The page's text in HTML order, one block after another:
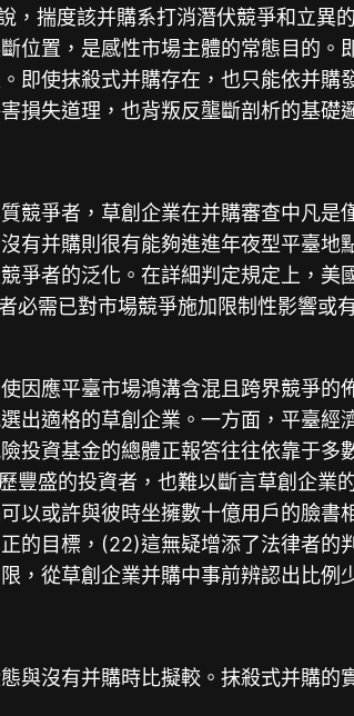
，揣度該并購系打消潛伏競爭和立
位置，是感性市場主體的常態目的
即使抹殺式并購存在，也只能依并
損失道理，也背叛反壟斷剖析的基礎
競爭者，草創企業在并購審查中凡
有并購則很有能夠進進年夜型平臺
爭者的泛化。在詳細判定規定上，
必需已對市場競爭施加限制性影響
因應平臺市場鴻溝含混且跨界競爭
出適格的草創企業。一方面，平臺
投資基金的總體正報答往往依靠于
豐盛的投資者，也難以斷言草創企
以或許與彼時坐擁數十億用戶的臉
的目標，(22)這無疑增添了法律者
，從草創企業并購中事前辨認出比例
與沒有并購時比擬較。抹殺式并購